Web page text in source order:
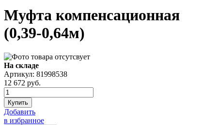
Муфта компенсационная
(0,39-0,64м)
На складе
Артикул: 81998538
12 672 руб.
Купить
Добавить
в избранное